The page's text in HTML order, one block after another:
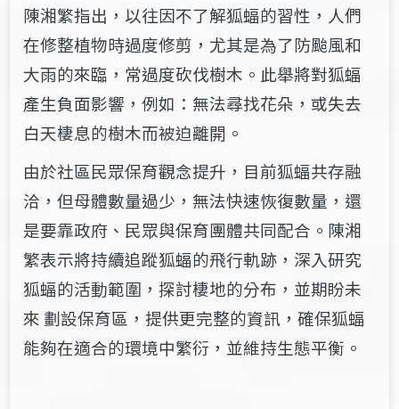
陳湘繁指出，以往因不了解狐蝠的習性，人們
在修整植物時過度修剪，尤其是為了防颱風和
大雨的來臨，常過度砍伐樹木。此舉將對狐蝠
產生負面影響，例如：無法尋找花朵，或失去
白天棲息的樹木而被迫離開。
由於社區民眾保育觀念提升，目前狐蝠共存融
洽，但母體數量過少，無法快速恢復數量，還
是要靠政府、民眾與保育團體共同配合。陳湘
繁表示將持續追蹤狐蝠的飛行軌跡，深入研究
狐蝠的活動範圍，探討棲地的分布，並期盼未
來 劃設保育區，提供更完整的資訊，確保狐蝠
能夠在適合的環境中繁衍，並維持生態平衡。